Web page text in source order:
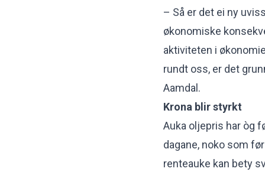
– Så er det ei ny
økonomiske
aktiviteten i
rundt oss, er det
Aamdal.
Krona blir styrkt
Auka oljepris har òg
dagane, noko som
renteauke kan bety